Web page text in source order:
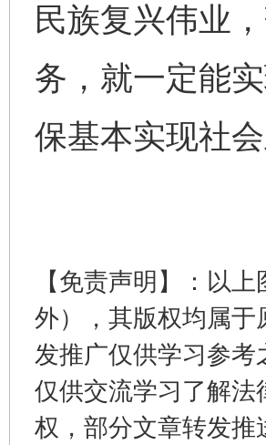
民族复兴伟业
务，就一定能
保基本实现社
【免责声明】：以
外），其版权均属
发推广仅供学习参
仅供交流学习了解
权，部分文章转发
在谋一域中谋全局